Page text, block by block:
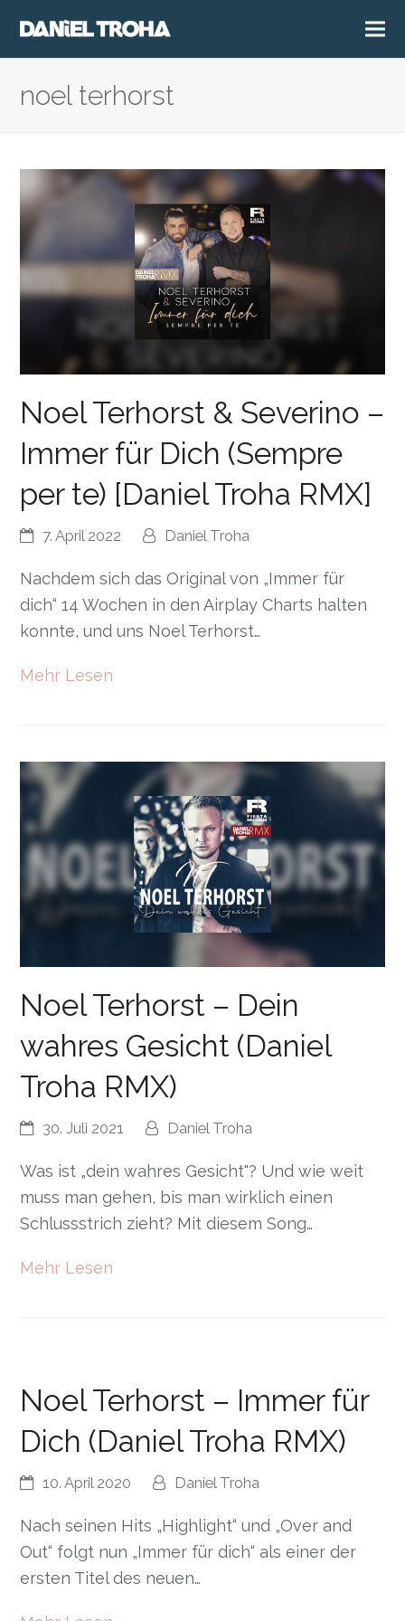
noel terhorst
Noel Terhorst & Severino –
Immer für Dich (Sempre
per te) [Daniel Troha RMX]
7. April 2022 Daniel Troha
Nachdem sich das Original von „Immer für
dich“ 14 Wochen in den Airplay Charts halten
konnte, und uns Noel Terhorst…
Mehr Lesen
Noel Terhorst – Dein
wahres Gesicht (Daniel
Troha RMX)
30. Juli 2021 Daniel Troha
Was ist „dein wahres Gesicht"? Und wie weit
muss man gehen, bis man wirklich einen
Schlussstrich zieht? Mit diesem Song…
Mehr Lesen
Noel Terhorst – Immer für
Dich (Daniel Troha RMX)
10. April 2020 Daniel Troha
Nach seinen Hits „Highlight“ und „Over and
Out“ folgt nun „Immer für dich“ als einer der
ersten Titel des neuen…